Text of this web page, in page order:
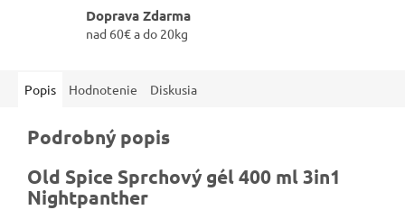
Doprava Zdarma
nad 60€ a do 20kg
Popis Hodnotenie Diskusia
Podrobný popis
Old Spice Sprchový gél 400 ml 3in1
Nightpanther